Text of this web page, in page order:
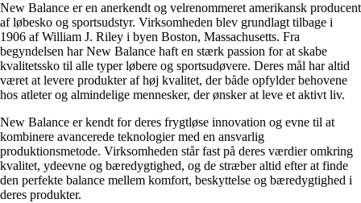
New Balance er en anerkendt og velrenommeret amerikansk producent
af løbesko og sportsudstyr. Virksomheden blev grundlagt tilbage i
1906 af William J. Riley i byen Boston, Massachusetts. Fra
begyndelsen har New Balance haft en stærk passion for at skabe
kvalitetssko til alle typer løbere og sportsudøvere. Deres mål har altid
været at levere produkter af høj kvalitet, der både opfylder behovene
hos atleter og almindelige mennesker, der ønsker at leve et aktivt liv.
New Balance er kendt for deres frygtløse innovation og evne til at
kombinere avancerede teknologier med en ansvarlig
produktionsmetode. Virksomheden står fast på deres værdier omkring
kvalitet, ydeevne og bæredygtighed, og de stræber altid efter at finde
den perfekte balance mellem komfort, beskyttelse og bæredygtighed i
deres produkter.